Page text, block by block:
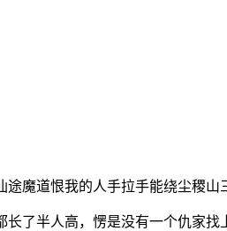
魔道恨我的人手拉手能绕尘稷山
了半人高，愣是没有一个仇家找